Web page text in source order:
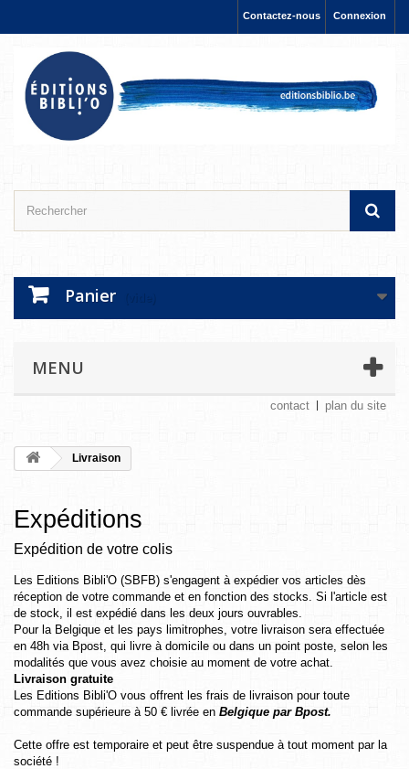
Connexion
Contactez-nous
Panier
MENU
contact plan du site
Livraison
Expéditions
Expédition de votre colis
Les Editions Bibli'O (SBFB) s'engagent à expédier vos articles dès
réception de votre commande et en fonction des stocks. Si l'article est
de stock, il est expédié dans les deux jours ouvrables.
Pour la Belgique et les pays limitrophes, votre livraison sera effectuée
en 48h via Bpost, qui livre à domicile ou dans un point poste, selon les
modalités que vous avez choisie au moment de votre achat.
Livraison gratuite
Les Editions Bibli'O vous offrent les frais de livraison pour toute
commande supérieure à 50 € livrée en Belgique par Bpost.
Cette offre est temporaire et peut être suspendue à tout moment par la
société !